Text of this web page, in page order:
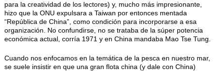
para la creatividad de los lectores) y, mucho más impresionante,
hizo que la ONU expulsara a Taiwan por entonces mentada
“República de China”, como condición para incorporarse a esa
organización. No confundirse, no se trataba de la súper potencia
económica actual, corría 1971 y en China mandaba Mao Tse Tung.
Cuando nos enfocamos en la temática de la pesca en nuestro mar,
se suele insistir en que una gran flota china (y dale con China)